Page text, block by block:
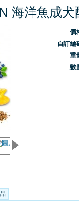
海洋魚成
價
自訂編
重
數